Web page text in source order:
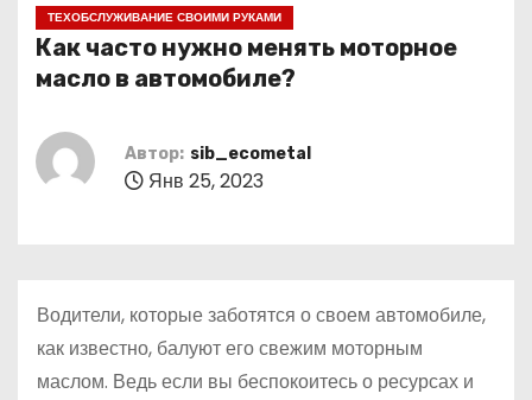
ТЕХОБСЛУЖИВАНИЕ СВОИМИ РУКАМИ
Как часто нужно менять моторное
масло в автомобиле?
Автор: sib_ecometal
Янв 25, 2023
Водители, которые заботятся о своем автомобиле,
как известно, балуют его свежим моторным
маслом. Ведь если вы беспокоитесь о ресурсах и